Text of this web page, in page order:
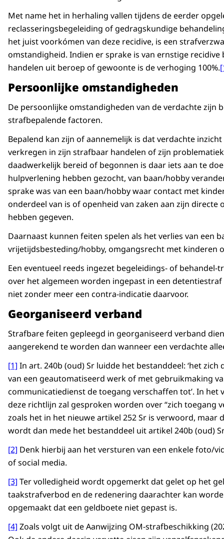
Met name het in herhaling vallen tijdens de eerder
reclasseringsbegeleiding of gedragskundige
het juist voorkómen van deze recidive, is een
omstandigheid. Indien er sprake is van ernstige recidive
handelen uit beroep of gewoonte is de verhoging 100%.
Persoonlijke omstandigheden
De persoonlijke omstandigheden van de verdachte zijn
strafbepalende factoren.
Bepalend kan zijn of aannemelijk is dat verdachte
verkregen in zijn strafbaar handelen of zijn
daadwerkelijk bereid of begonnen is daar iets aan te
hulpverlening hebben gezocht, van baan/hobby
sprake was van een baan/hobby waar contact met
onderdeel van is of openheid van zaken aan zijn directe
hebben gegeven.
Daarnaast kunnen feiten spelen als het verlies van een
vrijetijdsbesteding/hobby, omgangsrecht met kinderen
Een eventueel reeds ingezet begeleidings- of behandel-
over het algemeen worden ingepast in een detentiestraf
niet zonder meer een contra-indicatie daarvoor.
Georganiseerd verband
Strafbare feiten gepleegd in georganiseerd verband
aangerekend te worden dan wanneer een verdachte
[1] In art. 240b (oud) Sr luidde het bestanddeel: ‘het zich
van een geautomatiseerd werk of met gebruikmaking
communicatiedienst de toegang verschaffen tot’. In het
deze richtlijn zal gesproken worden over “zich toegang
zoals het in het nieuwe artikel 252 Sr is verwoord, maar
wordt dan mede het bestanddeel uit artikel 240b (oud)
[2] Denk hierbij aan het versturen van een enkele foto/
of social media.
[3] Ter volledigheid wordt opgemerkt dat gelet op het
taakstrafverbod en de redenering daarachter kan
opgemaakt dat een geldboete niet gepast is.
[4] Zoals volgt uit de Aanwijzing OM-strafbeschikking